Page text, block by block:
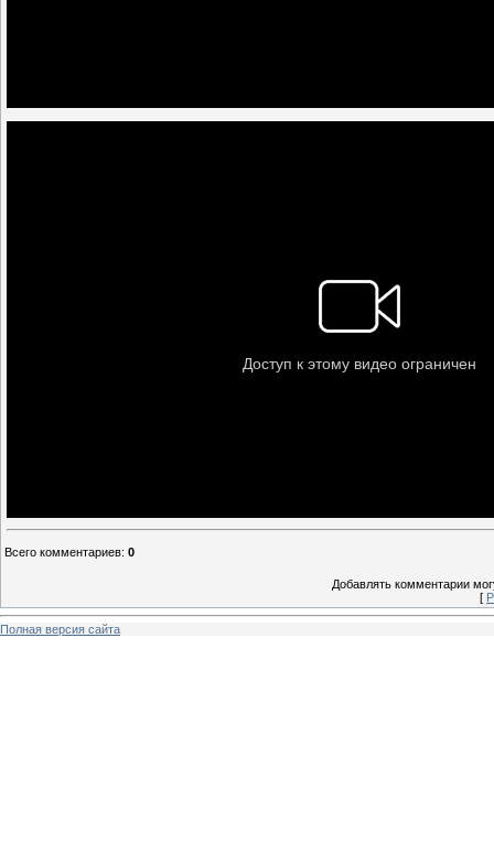
Всего комментариев: 0
Добавлять комментарии
[
Полная версия сайта